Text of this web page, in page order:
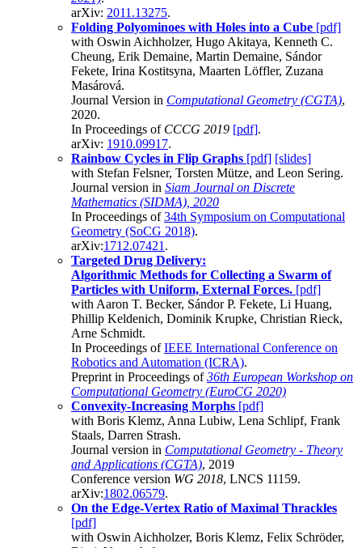
arXiv: 2011.13275.
Folding Polyominoes with Holes into a Cube [pdf]
with Oswin Aichholzer, Hugo Akitaya, Kenneth C.
Cheung, Erik Demaine, Martin Demaine, Sándor
Fekete, Irina Kostitsyna, Maarten Löffler, Zuzana
Masárová.
Journal Version in Computational Geometry (CGTA),
2020.
In Proceedings of CCCG 2019 [pdf].
arXiv: 1910.09917.
Rainbow Cycles in Flip Graphs [pdf] [slides]
with Stefan Felsner, Torsten Mütze, and Leon Sering.
Journal version in Siam Journal on Discrete
Mathematics (SIDMA), 2020
In Proceedings of34th Symposium on Computational
Geometry (SoCG 2018).
arXiv:1712.07421 .
Targeted Drug Delivery:
Algorithmic Methods for Collecting a Swarm of
Particles with Uniform, External Forces. [pdf]
with Aaron T. Becker, Sándor P. Fekete, Li Huang,
Phillip Keldenich, Dominik Krupke, Christian Rieck,
Arne Schmidt.
In Proceedings ofIEEE International Conference on
Robotics and Automation (ICRA).
Preprint in Proceedings of36th European Workshop on
Computational Geometry (EuroCG 2020)
Convexity-Increasing Morphs [pdf]
with Boris Klemz, Anna Lubiw, Lena Schlipf, Frank
Staals, Darren Strash.
Journal version in Computational Geometry - Theory
and Applications (CGTA), 2019
Conference version WG 2018, LNCS 11159.
arXiv:1802.06579.
On the Edge-Vertex Ratio of Maximal Thrackles
[pdf]
with Oswin Aichholzer, Boris Klemz, Felix Schröder,